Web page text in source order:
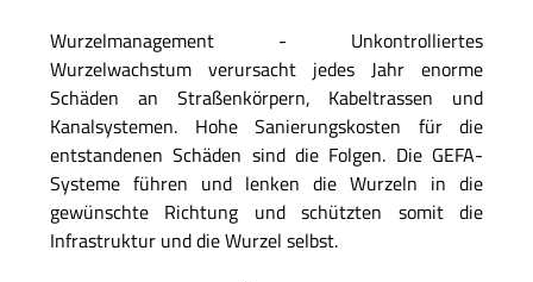
Wurzelmanagement - Unkontrolliertes
Wurzelwachstum verursacht jedes Jahr enorme
Schäden an Straßenkörpern, Kabeltrassen und
Kanalsystemen. Hohe Sanierungskosten für die
entstandenen Schäden sind die Folgen. Die GEFA-
Systeme führen und lenken die Wurzeln in die
gewünschte Richtung und schützten somit die
Infrastruktur und die Wurzel selbst.